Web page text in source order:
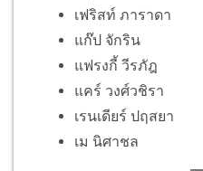
เฟริสท์ ภาราดา
แก๊ป จักริน
แฟรงกี้ วีรภัฎ
แคร์ วงศ์วชิรา
เรนเดียร์ ปฤสยา
เม นิศาชล